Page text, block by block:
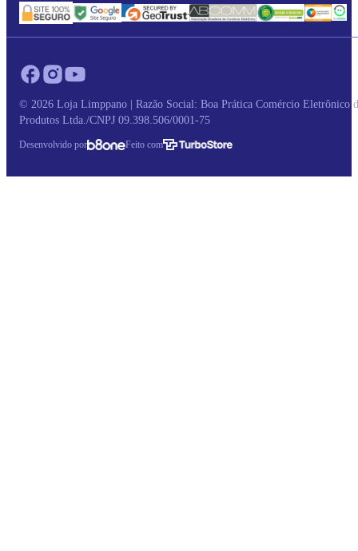
© 2026 Loja Limppano | Razão Social: Boa Prática Comércio Eletrônico
Produtos Ltda./CNPJ 09.398.506/0001-75
Desenvolvido por Feito com